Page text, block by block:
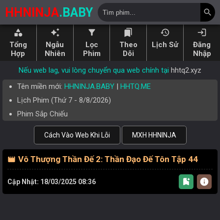
HHNINJA.BABY search
category
Tổng
Hợp
auto_awesome
Ngẫu
Nhiên
filter_alt
Lọc
Phim
bookmarks
Theo
Dõi
history
Lịch Sử
login
Đăng
Nhập
Nếu web lag, vui lòng chuyển qua web chính tại hhtq2.xyz
Tên miền mới: HHNINJA.BABY | HHTQ.ME
Lịch Phim (Thứ 7 - 8/8/2026)
Phim Sắp Chiếu
Cách Vào Web Khi Lỗi MXH HHNINJA
movie Vô Thượng Thần Đế 2: Thần Đạo Đế Tôn Tập 44
Cập Nhật: 18/03/2025 08:36 bookmark_add info